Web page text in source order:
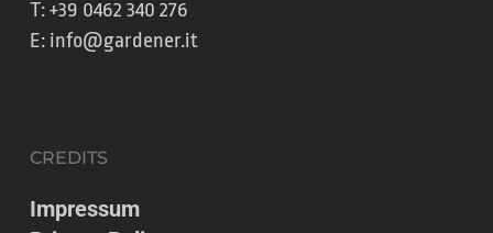
T:+39 0462 340 276
E: info@gardener.it
CREDITS
Impressum